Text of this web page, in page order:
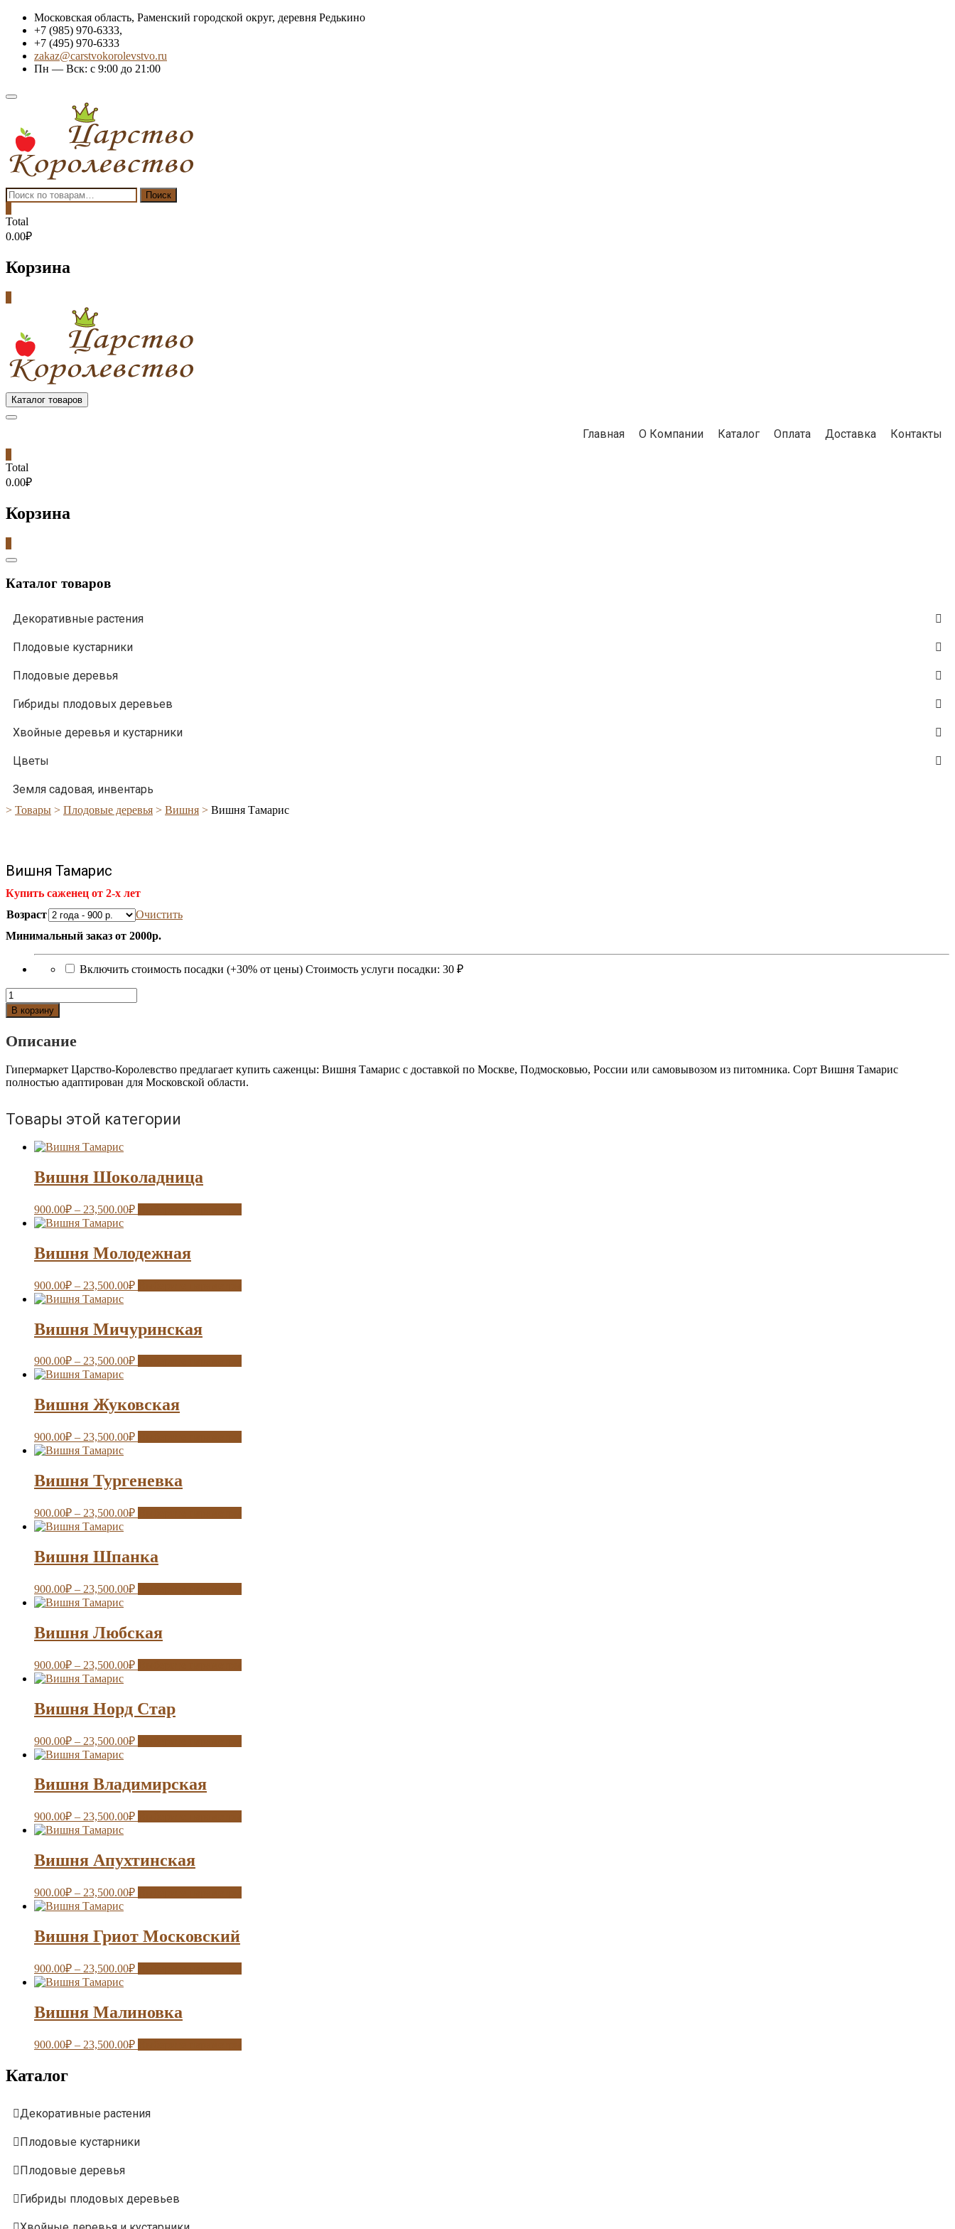
Skip
content
Московская область, Раменский городской округ, деревня Редькино
+7 (985) 970-6333,
+7 (495) 970-6333
zakaz@carstvokorolevstvo.ru
Пн — Вск: с 9:00 до 21:00
Topbar
Искать: Поиск
Total
0.00₽
Корзина
Каталог товаров
Главная О Компании Каталог Оплата Доставка Контакты
Total
0.00₽
Корзина
Catalog
Каталог товаров
Декоративные растения
Плодовые кустарники
Плодовые деревья
Гибриды плодовых деревьев
Хвойные деревья и кустарники
Цветы
Земля садовая, инвентарь
> Товары > Плодовые деревья > Вишня > Вишня Тамарис
Вишня Тамарис
Купить саженец от 2-х лет
Возраст
Очистить
Минимальный заказ от 2000р.
Включить стоимость посадки (+30% от цены) Стоимость услуги посадки: 30 ₽
Количество
Вишня
Тамарис
В корзину
Описание
Гипермаркет Царство-Королевство предлагает купить саженцы: Вишня Тамарис с доставкой по Москве, Подмосковью, России или самовывозом из питомника. Сорт Вишня Тамарис
полностью адаптирован для Московской области.
Товары этой категории
Вишня Шоколадница
900.00₽ – 23,500.00₽
Вишня Молодежная
900.00₽ – 23,500.00₽
Вишня Мичуринская
900.00₽ – 23,500.00₽
Вишня Жуковская
900.00₽ – 23,500.00₽
Вишня Тургеневка
900.00₽ – 23,500.00₽
Вишня Шпанка
900.00₽ – 23,500.00₽
Вишня Любская
900.00₽ – 23,500.00₽
Вишня Норд Стар
900.00₽ – 23,500.00₽
Вишня Владимирская
900.00₽ – 23,500.00₽
Вишня Апухтинская
900.00₽ – 23,500.00₽
Вишня Гриот Московский
900.00₽ – 23,500.00₽
Вишня Малиновка
900.00₽ – 23,500.00₽
Каталог
Декоративные растения
Плодовые кустарники
Плодовые деревья
Гибриды плодовых деревьев